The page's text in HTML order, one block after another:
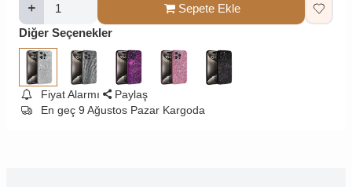
Sepete Ekle
Diğer Seçenekler
Fiyat Alarmı
Paylaş
En geç 9 Ağustos Pazar Kargoda